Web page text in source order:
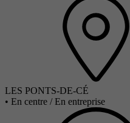
LES PONTS-DE-CÉ
• En centre / En entreprise